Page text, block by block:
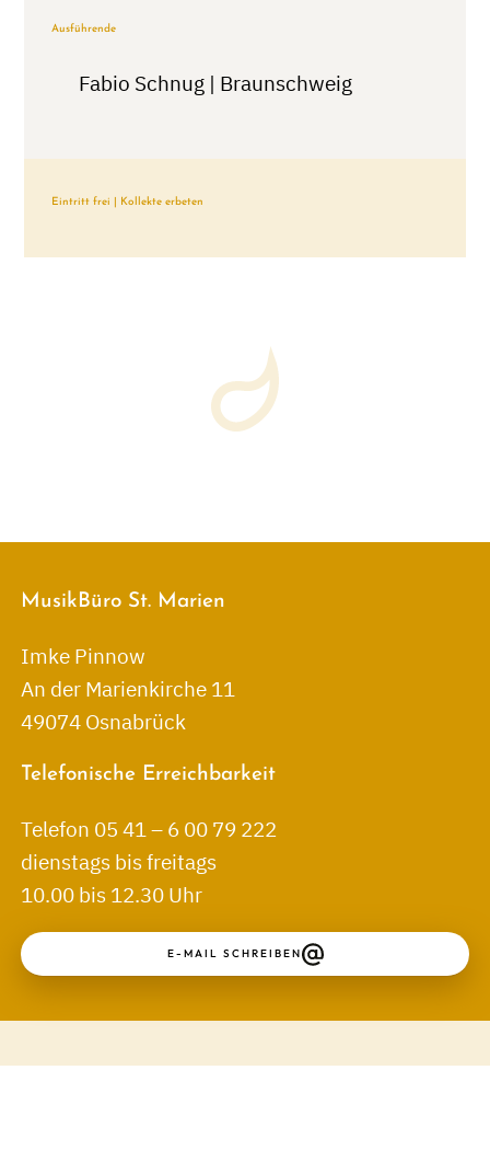
Ausführende
Fabio Schnug | Braunschweig
Eintritt frei | Kollekte erbeten
MusikBüro St. Marien
Imke Pinnow
An der Marienkirche 11
49074 Osnabrück
Telefonische Erreichbarkeit
Telefon 05 41 – 6 00 79 222
dienstags bis freitags
10.00 bis 12.30 Uhr
E-MAIL SCHREIBEN